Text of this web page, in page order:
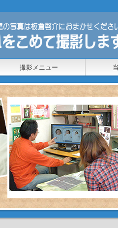
撮影メニュー